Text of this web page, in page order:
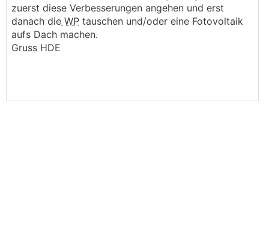
zuerst diese Verbesserungen angehen und erst
danach die WP tauschen und/oder eine Fotovoltaik
aufs Dach machen.
Gruss HDE